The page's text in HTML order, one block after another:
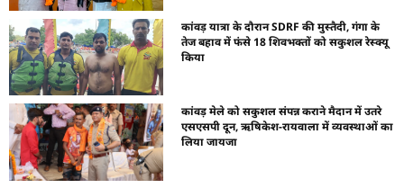
कांवड़ यात्रा के दौरान SDRF की मुस्तैदी, गंगा के
तेज बहाव में फंसे 18 शिवभक्तों को सकुशल रेस्क्यू
किया
कांवड़ मेले को सकुशल संपन्न कराने मैदान में उतरे
एसएसपी दून, ऋषिकेश-रायवाला में व्यवस्थाओं का
लिया जायजा